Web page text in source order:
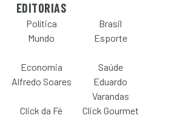
EDITORIAS
Política
Brasil
Mundo Esporte
Economia
Saúde
Alfredo Soares
Eduardo
Varandas
Click da Fé
Click Gourmet